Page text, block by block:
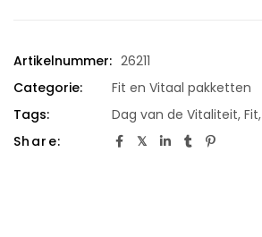
Artikelnummer: 26211
Categorie:
Fit en Vitaal pakketten
Tags:
Dag van de Vitaliteit, Fit,
Share: